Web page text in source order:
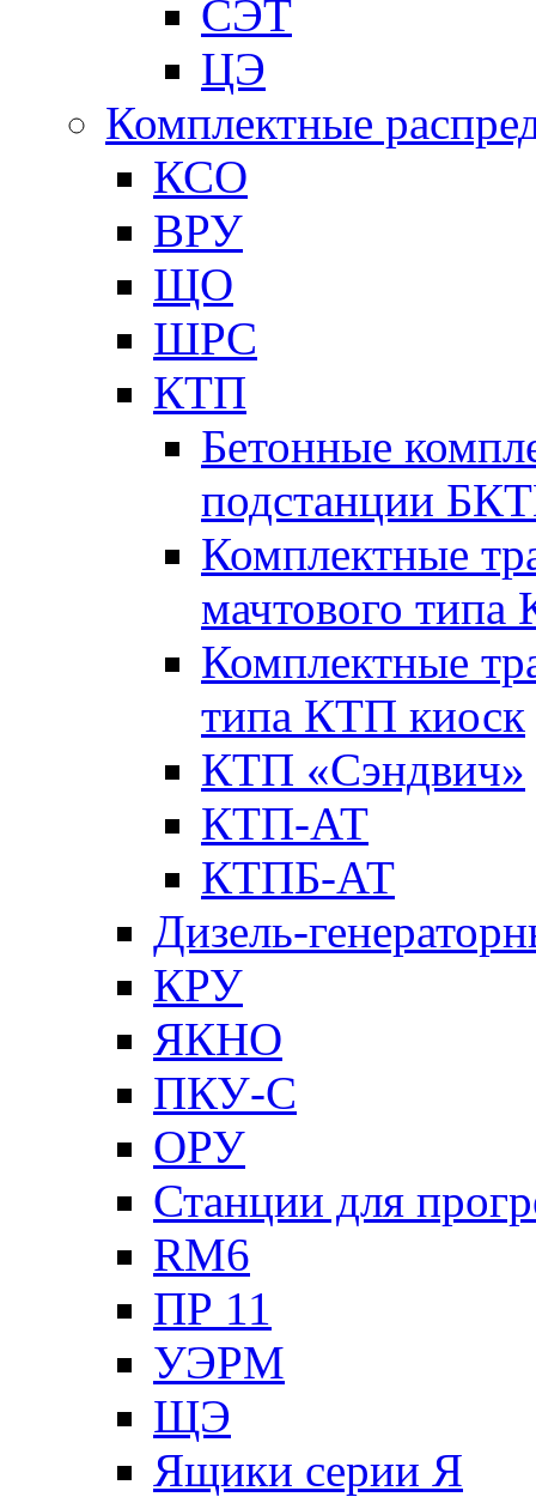
СЭТ
ЦЭ
Комплектные
КСО
ВРУ
ЩО
ШРС
КТП
Бетонные
подстанции
Комплектные
мачтового
Комплектные
типа КТП киоск
КТП «Сэндвич»
КТП-АТ
КТПБ-АТ
Дизель-
КРУ
ЯКНО
ПКУ-С
ОРУ
Станции для
RM6
ПР 11
УЭРМ
ЩЭ
Ящики серии Я